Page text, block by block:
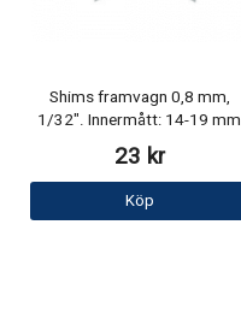
Shims framvagn 0,8 mm,
1/32". Innermått: 14-19 mm
23 kr
Köp